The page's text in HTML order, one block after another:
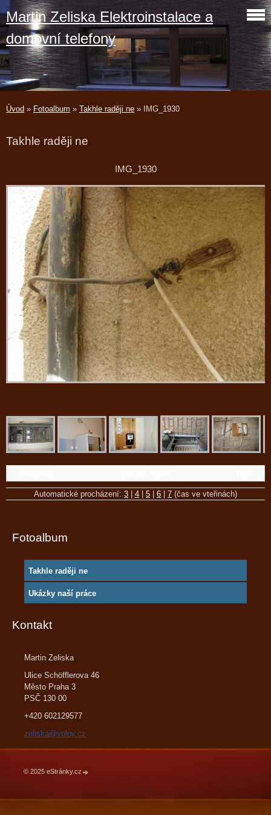
Martin Zeliska Elektroinstalace a
domovní telefony
Úvod » Fotoalbum » Takhle raději ne » IMG_1930
Takhle raději ne
IMG_1930
Automatické procházení: 3 4 5 6 7 (čas ve vteřinách)
Fotoalbum
Takhle raději ne
Ukázky naší práce
Kontakt
Martin Zeliska
Ulice Schöfflerova 46
Město Praha 3
PSČ 130 00
+420 602129577
zeliska@volny.cz
© 2025 eStránky.cz